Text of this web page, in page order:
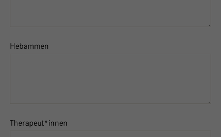
Hebammen
Therapeut*innen